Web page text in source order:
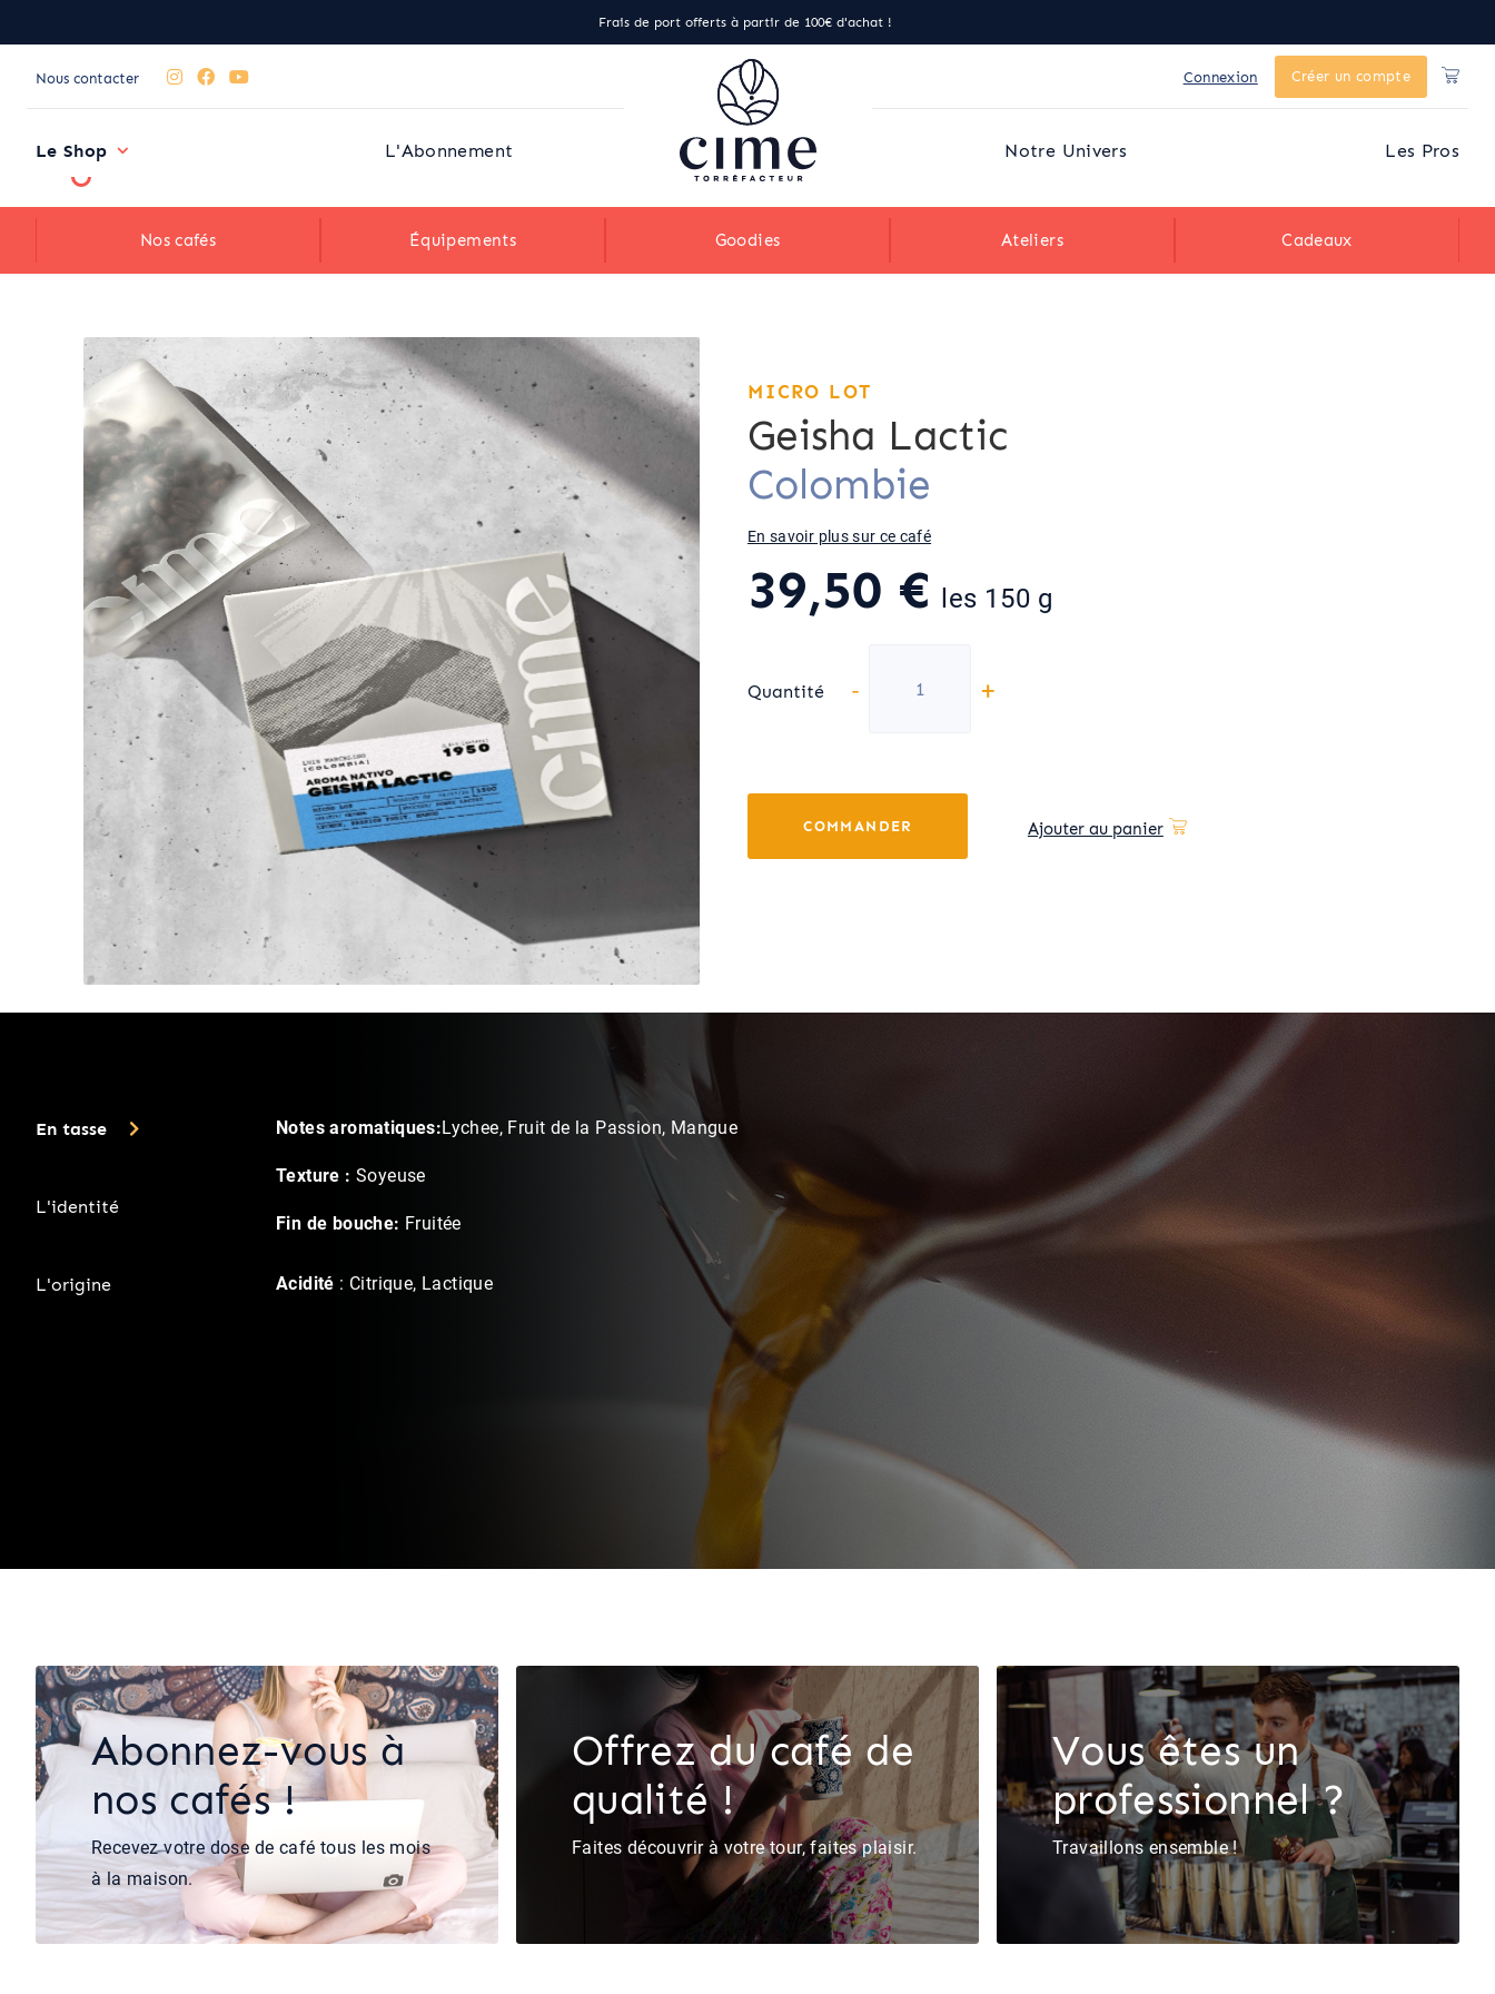
Frais de port offerts à partir de 100€ d'achat !
Nous contacter Connexion Créer un compte
Le Shop
Nos cafés Équipements Goodies Ateliers Cadeaux
L'Abonnement Notre Univers Les Pros
MICRO LOT
Geisha Lactic
Colombie
En savoir plus sur ce café
39,50 € les 150 g
Quantité - +
COMMANDER Ajouter au panier
En tasse
L'identité
L'origine
Notes aromatiques:Lychee, Fruit de la Passion, Mangue
Texture : Soyeuse
Fin de bouche: Fruitée
Acidité : Citrique, Lactique
Abonnez-vous à
nos cafés !
Recevez votre dose de café tous les mois
à la maison.
Offrez du café de
qualité !
Faites découvrir à votre tour, faites plaisir.
Vous êtes un
professionnel ?
Travaillons ensemble !